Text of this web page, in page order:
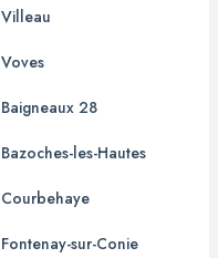
Villeau
Voves
Baigneaux 28
Bazoches-les-Hautes
Courbehaye
Fontenay-sur-Conie